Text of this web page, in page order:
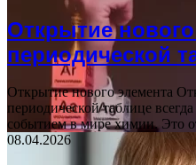
Открытие
периодической
Открытие нового элемента
периодической таблице
событием в мире химии. Это
08.04.2026